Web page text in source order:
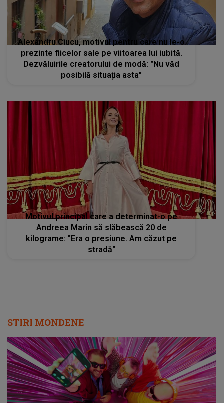
Alexandru Ciucu, motivul pentru care nu le-o
prezinte fiicelor sale pe viitoarea lui iubită.
Dezvăluirile creatorului de modă: "Nu văd
posibilă situația asta"
Motivul principal care a determinat-o pe
Andreea Marin să slăbească 20 de
kilograme: "Era o presiune. Am căzut pe
stradă"
STIRI MONDENE